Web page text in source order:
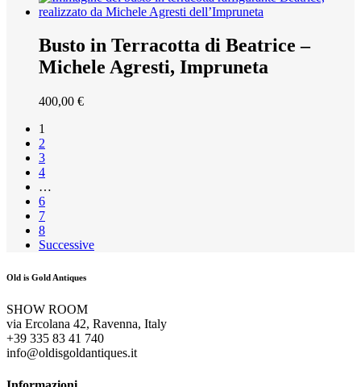
Busto in Terracotta di Beatrice –
Michele Agresti, Impruneta
400,00 €
1
2
3
4
…
6
7
8
Successive
Old is Gold Antiques
SHOW ROOM
via Ercolana 42, Ravenna, Italy
+39 335 83 41 740
info@oldisgoldantiques.it